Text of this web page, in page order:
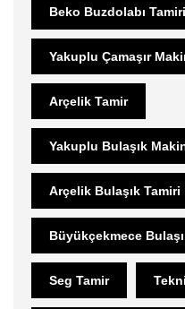
Beko Buzdolabı Tamiri
Yakuplu Çamaşır
Arçelik Tamir
Yakuplu Bulaşık
Arçelik Bulaşık Tamiri
Büyükçekmece
Seg Tamir